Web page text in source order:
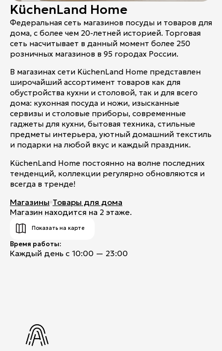
KüchenLand Home
Федеральная сеть магазинов посуды и товаров для
дома, с более чем 20-летней историей. Торговая
сеть насчитывает в данный момент более 250
розничных магазинов в 95 городах России.
В магазинах сети KüchenLand Home представлен
широчайший ассортимент товаров как для
обустройства кухни и столовой, так и для всего
дома: кухонная посуда и ножи, изысканные
сервизы и столовые приборы, современные
гаджеты для кухни, бытовая техника, стильные
предметы интерьера, уютный домашний текстиль
и подарки на любой вкус и каждый праздник.
KüchenLand Home постоянно на волне последних
тенденций, коллекции регулярно обновляются и
всегда в тренде!
Магазины Товары для дома
Магазин находится на 2 этаже.
Показать на карте
Время работы:
Каждый день с 10:00 — 23:00